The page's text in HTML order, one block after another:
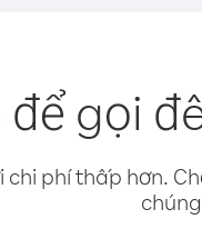
để gọi
phí thấp hơn.